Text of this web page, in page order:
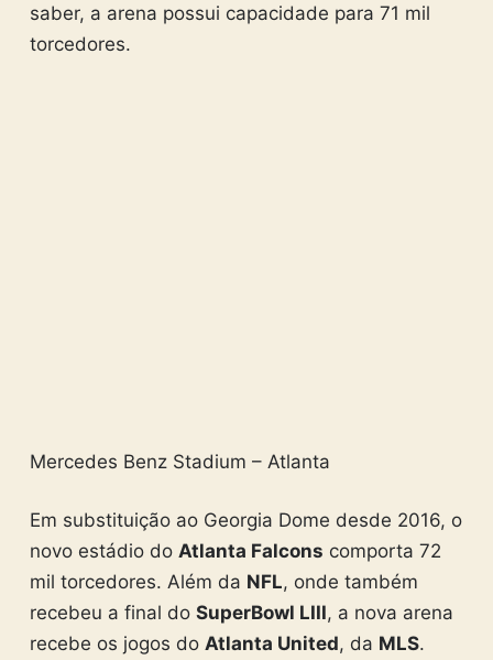
saber, a arena possui capacidade para 71 mil
torcedores.
Mercedes Benz Stadium – Atlanta
Em substituição ao Georgia Dome desde 2016, o
novo estádio do Atlanta Falcons comporta 72
mil torcedores. Além da NFL, onde também
recebeu a final do SuperBowl LIII, a nova arena
recebe os jogos do Atlanta United, da MLS.